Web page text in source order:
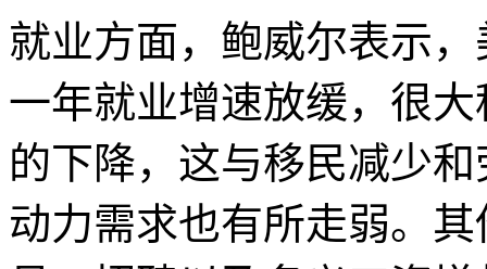
就业方面，鲍威尔表示
一年就业增速放缓，很
的下降，这与移民减少
动力需求也有所走弱。